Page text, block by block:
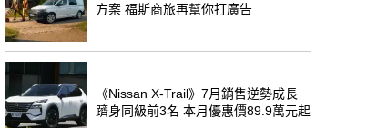
方案 福斯商旅再幫你打廣告
《Nissan X-Trail》7月銷售逆勢成長
躋身同級前3名 本月優惠價89.9萬元起